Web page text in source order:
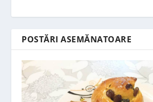
POSTĂRI ASEMĂNATOARE